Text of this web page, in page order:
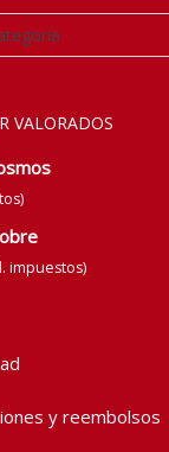
VALORADOS
impuestos)
y reembolsos